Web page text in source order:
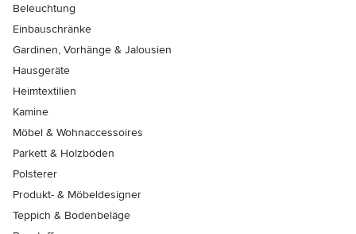
Beleuchtung
Einbauschränke
Gardinen, Vorhänge & Jalousien
Hausgeräte
Heimtextilien
Kamine
Möbel & Wohnaccessoires
Parkett & Holzböden
Polsterer
Produkt- & Möbeldesigner
Teppich & Bodenbeläge